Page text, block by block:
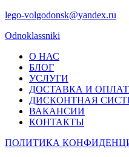
lego-volgodonsk@yandex.ru
Odnoklassniki
О НАС
БЛОГ
УСЛУГИ
ДОСТАВКА И
ДИСКОНТНАЯ
ВАКАНСИИ
КОНТАКТЫ
ПОЛИТИКА